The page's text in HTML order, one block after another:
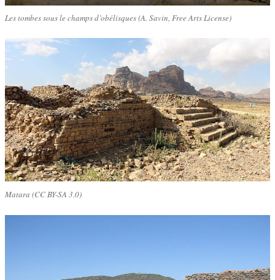
Les tombes sous le champs d’obélisques (A. Savin, Free Arts License)
Matara (CC BY-SA 3.0)